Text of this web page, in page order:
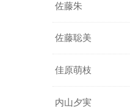
佐藤朱
佐藤聡美
佳原萌枝
内山夕実